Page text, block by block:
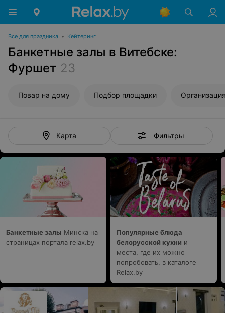
Все для праздника • Кейтеринг
Банкетные залы в Витебске:
Фуршет 23
Повар на дому Подбор площадки
Карта Фильтры
Банкетные залы Минска на
страницах портала relax.by
Популярные блюда
белорусской кухни и
места, где их можно
попробовать, в каталоге
Relax.by